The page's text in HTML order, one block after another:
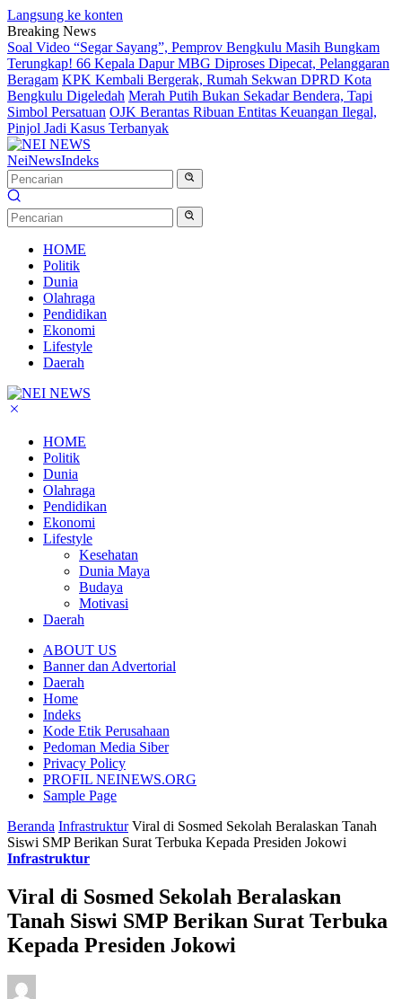
Langsung ke konten
Breaking News
Soal Video “Segar Sayang”, Pemprov Bengkulu Masih Bungkam
Terungkap! 66 Kepala Dapur MBG Diproses Dipecat, Pelanggaran
Beragam KPK Kembali Bergerak, Rumah Sekwan DPRD Kota
Bengkulu Digeledah Merah Putih Bukan Sekadar Bendera, Tapi
Simbol Persatuan OJK Berantas Ribuan Entitas Keuangan Ilegal,
Pinjol Jadi Kasus Terbanyak
NeiNewsIndeks
HOME
Politik
Dunia
Olahraga
Pendidikan
Ekonomi
Lifestyle
Daerah
HOME
Politik
Dunia
Olahraga
Pendidikan
Ekonomi
Lifestyle
Kesehatan
Dunia Maya
Budaya
Motivasi
Daerah
ABOUT US
Banner dan Advertorial
Daerah
Home
Indeks
Kode Etik Perusahaan
Pedoman Media Siber
Privacy Policy
PROFIL NEINEWS.ORG
Sample Page
Beranda Infrastruktur Viral di Sosmed Sekolah Beralaskan Tanah
Siswi SMP Berikan Surat Terbuka Kepada Presiden Jokowi
Infrastruktur
Viral di Sosmed Sekolah Beralaskan
Tanah Siswi SMP Berikan Surat Terbuka
Kepada Presiden Jokowi